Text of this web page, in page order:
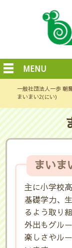
MENU
一般社団法人一歩 朝
まいまい2(にい)
まいま
主に小学校
基礎学力、
るよう取り
外出もグル
楽しさやル